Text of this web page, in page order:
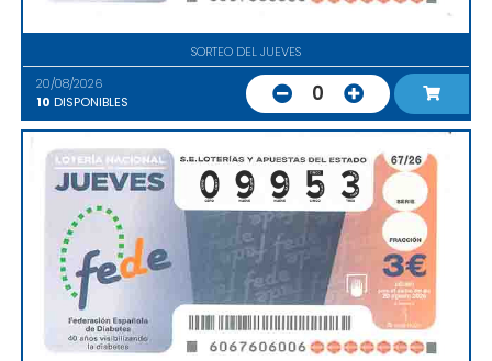
SORTEO DEL JUEVES
20/08/2026
10 DISPONIBLES 0